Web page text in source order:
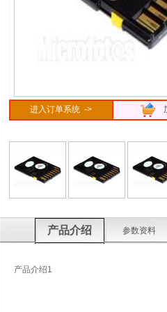
进入订单系统 ->
产品介绍 参数资料
产品介绍1